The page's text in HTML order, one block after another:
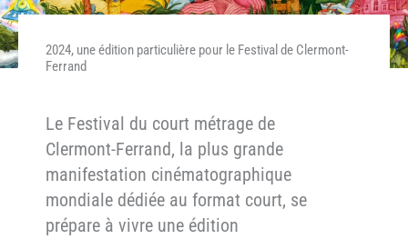
2024, une édition particulière pour le Festival de Clermont-
Ferrand
Le Festival du court métrage de
Clermont-Ferrand, la plus grande
manifestation cinématographique
mondiale dédiée au format court, se
prépare à vivre une édition